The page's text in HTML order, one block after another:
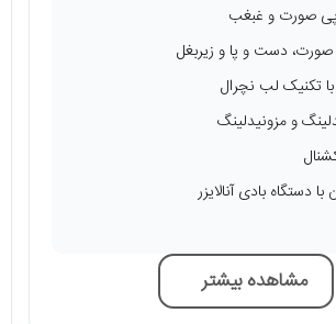
صورت و غبغب
دست و پا و زیربغل
تکنیک لب نچرال
و مزونیدلینگ
با دستگاه بادی آنالایزر
مشاهده بیشتر